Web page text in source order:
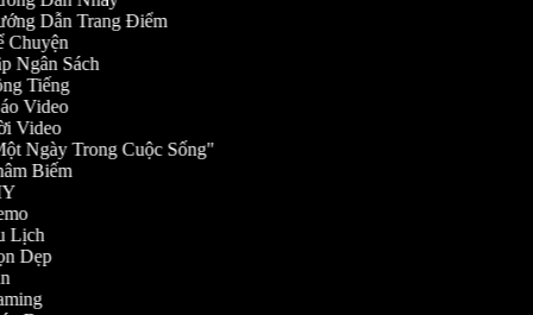
Dẫn Trang Điểm
Chuyện
Ngân Sách
Tiếng
Video
Video
Ngày Trong Cuộc Sống"
Biếm
Lịch
Dẹp